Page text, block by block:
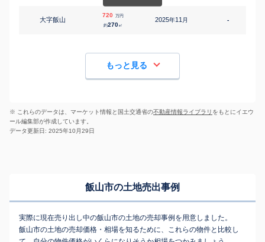
大字飯山
720 万円
約270㎡
2025年11 月 -
もっと見る
※ これらのデータは、マーケット情報と国土交通省の不動産情報ライブラリ をもとにイエウ
ール編集部が作成しています。
データ更新日: 2025年10月29日
飯山市の土地売出事例
実際に現在売り出し中の飯山市の土地の売却事例を用意しました。
飯山市の土地の売却価格・相場を知るために、これらの物件と比較し